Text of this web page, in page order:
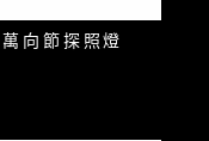
向節探照燈